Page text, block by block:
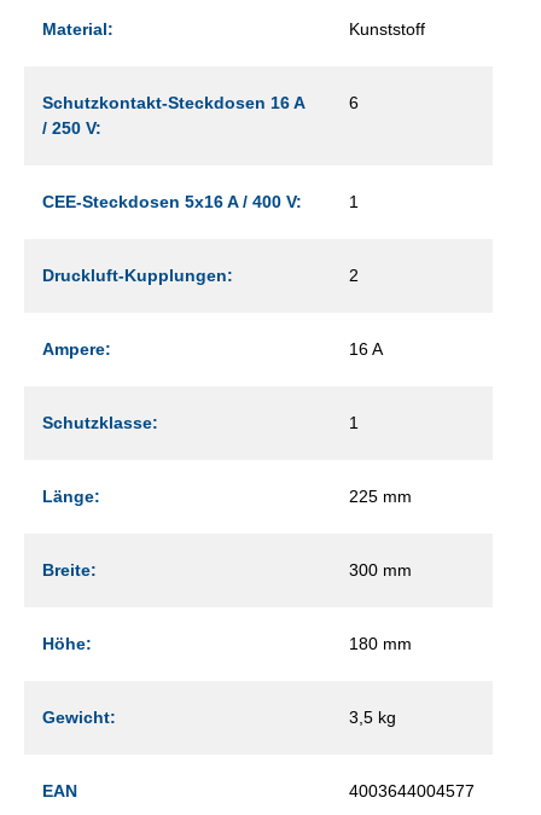
Material: Kunststoff
Schutzkontakt-Steckdosen 16 A
/ 250 V:
6
CEE-Steckdosen 5x16 A / 400 V: 1
Druckluft-Kupplungen: 2
Ampere: 16 A
Schutzklasse: 1
Länge: 225 mm
Breite: 300 mm
Höhe: 180 mm
Gewicht: 3,5 kg
EAN 4003644004577